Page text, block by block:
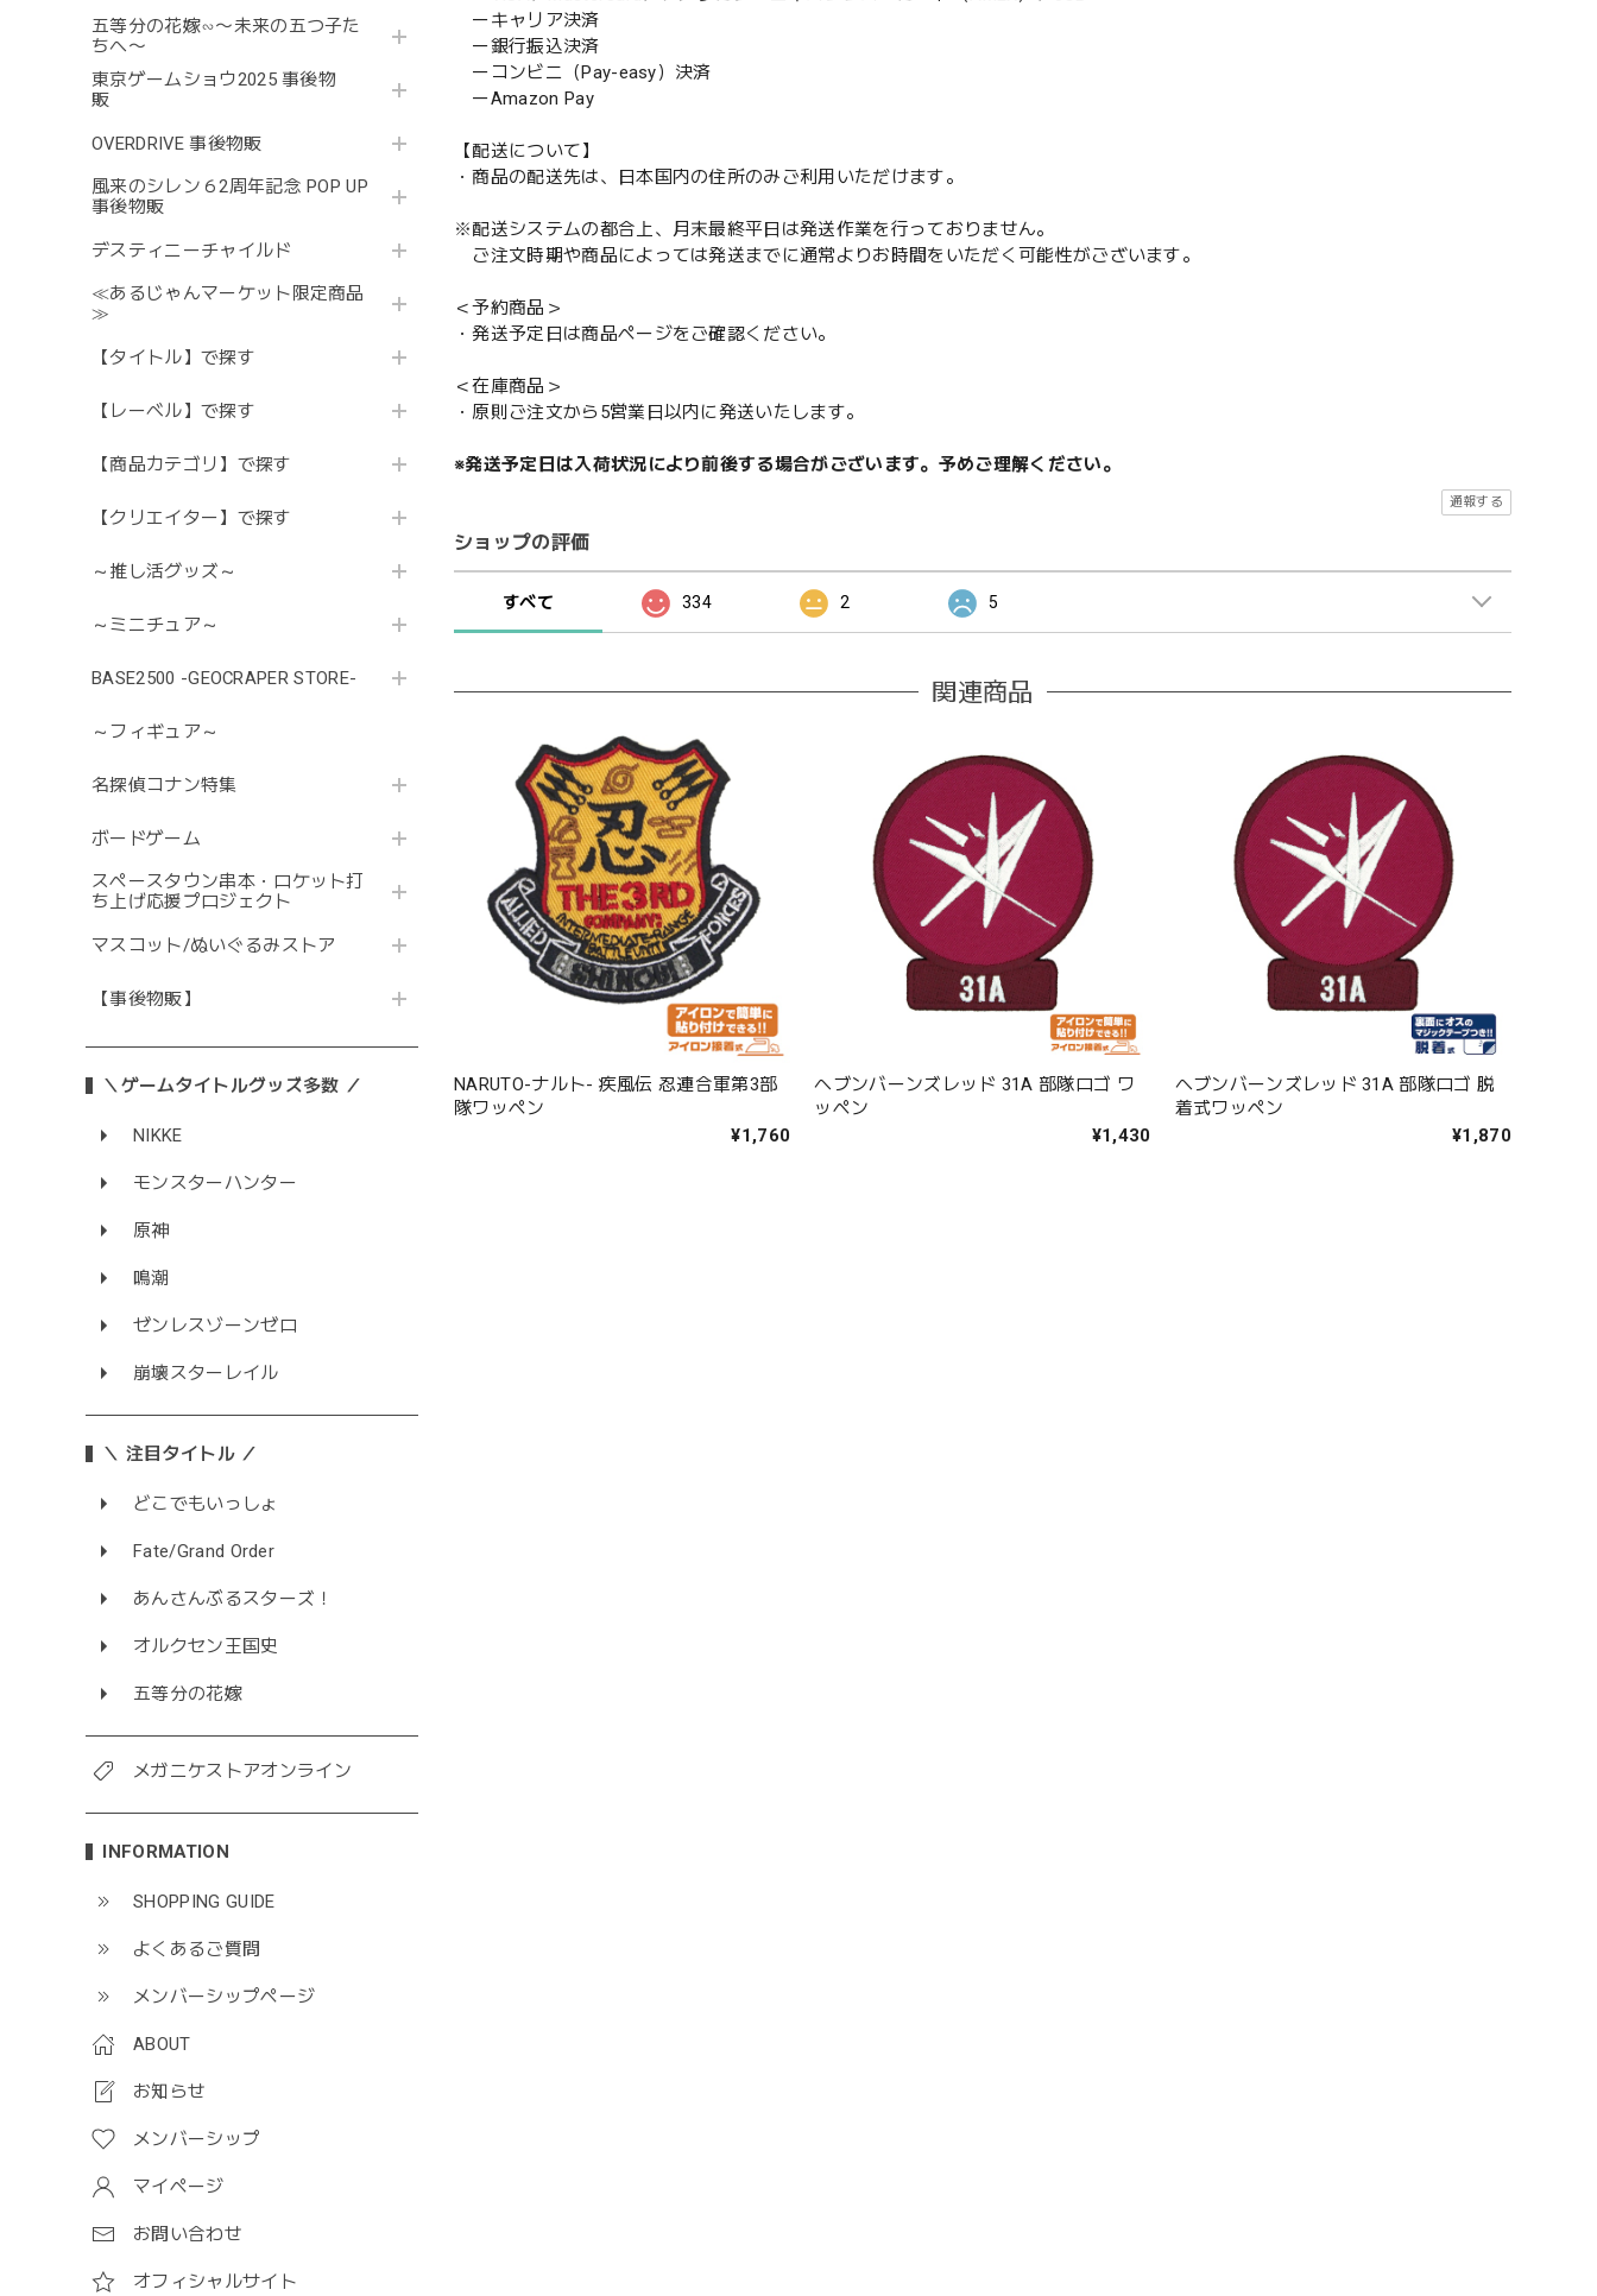
五等分の花嫁∽〜未来の五つ子た
ちへ〜
東京ゲームショウ2025 事後物
販
OVERDRIVE 事後物販
風来のシレン６2周年記念 POP UP
事後物販
デスティニーチャイルド
≪あるじゃんマーケット限定商品
≫
【タイトル】で探す
【レーベル】で探す
【商品カテゴリ】で探す
【クリエイター】で探す
～推し活グッズ～
～ミニチュア～
BASE2500 -GEOCRAPER STORE-
～フィギュア～
名探偵コナン特集
ボードゲーム
スペースタウン串本・ロケット打
ち上げ応援プロジェクト
マスコット/ぬいぐるみストア
【事後物販】
＼ゲームタイトルグッズ多数 ／
NIKKE
モンスターハンター
原神
鳴潮
ゼンレスゾーンゼロ
崩壊スターレイル
＼ 注目タイトル ／
どこでもいっしょ
Fate/Grand Order
あんさんぶるスターズ！
オルクセン王国史
五等分の花嫁
メガニケストアオンライン
INFORMATION
SHOPPING GUIDE
よくあるご質問
メンバーシップページ
ABOUT
お知らせ
メンバーシップ
マイページ
お問い合わせ
オフィシャルサイト
ーキャリア決済
ー銀行振込決済
ーコンビニ（Pay-easy）決済
ーAmazon Pay
【配送について】
・商品の配送先は、日本国内の住所のみご利用いただけます。
※配送システムの都合上、月末最終平日は発送作業を行っておりません。
ご注文時期や商品によっては発送までに通常よりお時間をいただく可能性がございます。
＜予約商品＞
・発送予定日は商品ページをご確認ください。
＜在庫商品＞
・原則ご注文から5営業日以内に発送いたします。
※発送予定日は入荷状況により前後する場合がございます。予めご理解ください。
通報する
ショップの評価
すべて 334 2 5
関連商品
NARUTO-ナルト- 疾風伝 忍連合軍第3部
隊ワッペン
¥1,760
ヘブンバーンズレッド 31A 部隊ロゴ ワ
ッペン
¥1,430
ヘブンバーンズレッド 31A 部隊ロゴ 脱
着式ワッペン
¥1,870